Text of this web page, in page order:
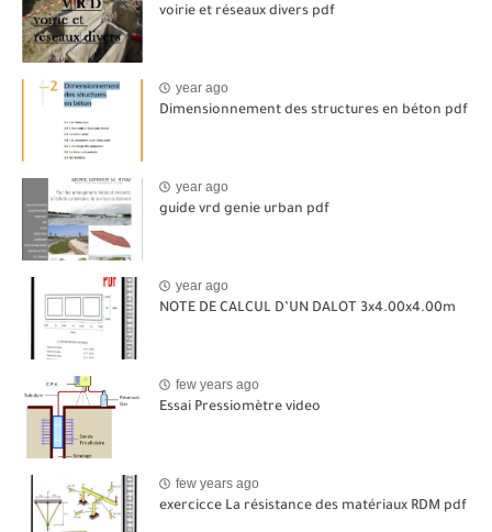
voirie et réseaux divers pdf
year ago
Dimensionnement des structures en béton pdf
year ago
guide vrd genie urban pdf
year ago
NOTE DE CALCUL D’UN DALOT 3x4.00x4.00m
few years ago
Essai Pressiomètre video
few years ago
exercicce La résistance des matériaux RDM pdf